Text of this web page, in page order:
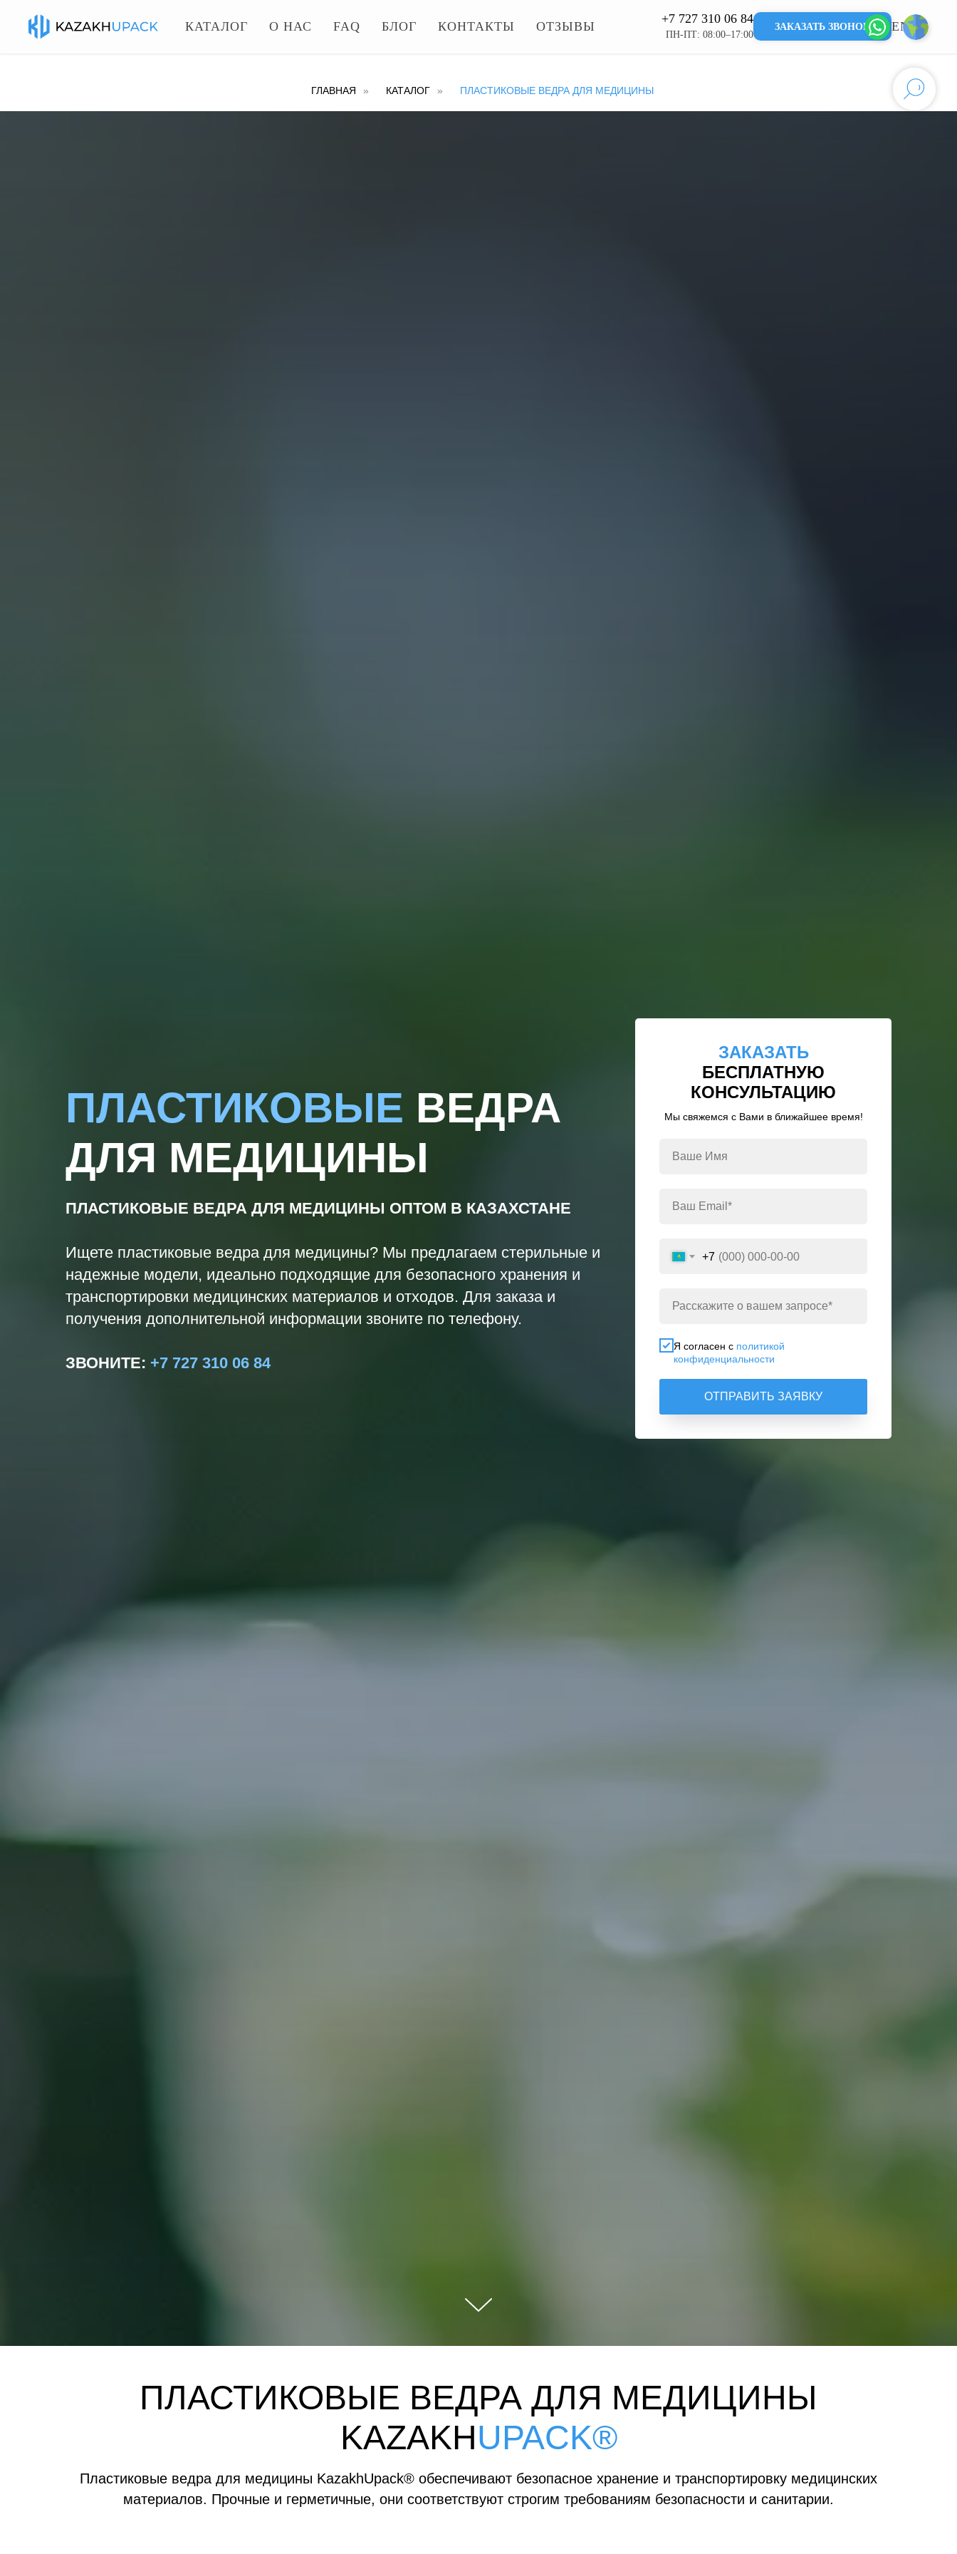
КАТАЛОГ О НАС FAQ БЛОГ КОНТАКТЫ ОТЗЫВЫ
+7 727 310 06 84
ПН-ПТ: 08:00–17:00
ЗАКАЗАТЬ ЗВОНОК ENKZ
ГЛАВНАЯ » КАТАЛОГ » ПЛАСТИКОВЫЕ ВЕДРА ДЛЯ МЕДИЦИНЫ
ПЛАСТИКОВЫЕ ВЕДРА
ДЛЯ МЕДИЦИНЫ
ПЛАСТИКОВЫЕ ВЕДРА ДЛЯ МЕДИЦИНЫ ОПТОМ В КАЗАХСТАНЕ
Ищете пластиковые ведра для медицины? Мы предлагаем стерильные и
надежные модели, идеально подходящие для безопасного хранения и
транспортировки медицинских материалов и отходов. Для заказа и
получения дополнительной информации звоните по телефону.
ЗВОНИТЕ: +7 727 310 06 84
ЗАКАЗАТЬ
БЕСПЛАТНУЮ
КОНСУЛЬТАЦИЮ
Мы свяжемся с Вами в ближайшее время!
+7
Я согласен с политикой
конфиденциальности
ОТПРАВИТЬ ЗАЯВКУ
ПЛАСТИКОВЫЕ ВЕДРА ДЛЯ МЕДИЦИНЫ
KAZAKHUPACK®
Пластиковые ведра для медицины KazakhUpack® обеспечивают безопасное хранение и транспортировку медицинских
материалов. Прочные и герметичные, они соответствуют строгим требованиям безопасности и санитарии.